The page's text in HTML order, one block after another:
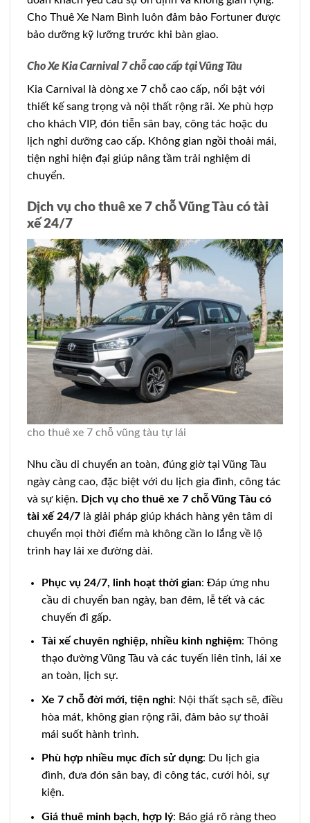
Cho Thuê Xe Nam Bình luôn đảm bảo Fortuner được
bảo dưỡng kỹ lưỡng trước khi bàn giao.
Cho Xe Kia Carnival 7 chỗ cao cấp tại Vũng Tàu
Kia Carnival là dòng xe 7 chỗ cao cấp, nổi bật với
thiết kế sang trọng và nội thất rộng rãi. Xe phù hợp
cho khách VIP, đón tiễn sân bay, công tác hoặc du
lịch nghỉ dưỡng cao cấp. Không gian ngồi thoải mái,
tiện nghi hiện đại giúp nâng tầm trải nghiệm di
chuyển.
Dịch vụ cho thuê xe 7 chỗ Vũng Tàu có tài
xế 24/7
cho thuê xe 7 chỗ vũng tàu tự lái
Nhu cầu di chuyển an toàn, đúng giờ tại Vũng Tàu
ngày càng cao, đặc biệt với du lịch gia đình, công tác
và sự kiện. Dịch vụ cho thuê xe 7 chỗ Vũng Tàu có
tài xế 24/7 là giải pháp giúp khách hàng yên tâm di
chuyển mọi thời điểm mà không cần lo lắng về lộ
trình hay lái xe đường dài.
Phục vụ 24/7, linh hoạt thời gian: Đáp ứng nhu
cầu di chuyển ban ngày, ban đêm, lễ tết và các
chuyến đi gấp.
Tài xế chuyên nghiệp, nhiều kinh nghiệm: Thông
thạo đường Vũng Tàu và các tuyến liên tỉnh, lái xe
an toàn, lịch sự.
Xe 7 chỗ đời mới, tiện nghi: Nội thất sạch sẽ, điều
hòa mát, không gian rộng rãi, đảm bảo sự thoải
mái suốt hành trình.
Phù hợp nhiều mục đích sử dụng: Du lịch gia
đình, đưa đón sân bay, đi công tác, cưới hỏi, sự
kiện.
Giá thuê minh bạch, hợp lý: Báo giá rõ ràng theo